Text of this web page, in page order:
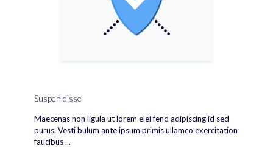
Suspen disse
Maecenas non ligula ut lorem elei fend adipiscing id sed
purus. Vesti bulum ante ipsum primis ullamco exercitation
faucibus ...